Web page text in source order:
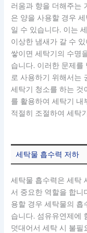
러움과 향을 더해주는
은 양을 사용할 경우
일 수 있습니다. 이는
이상한 냄새가 갈 수
쌓이면 세탁기의 수명
습니다. 이러한 문제를
로 사용하기 위해서는
세탁기 청소를 하는 것
를 활용하여 세탁기 내
적절히 조절하여 세탁
세탁물 흡수력 저하
세탁물 흡수력은 세탁
서 중요한 역할을 합니
용할 경우 세탁물의 흡
습니다. 섬유유연제에
덧대어서 세탁 시 불필